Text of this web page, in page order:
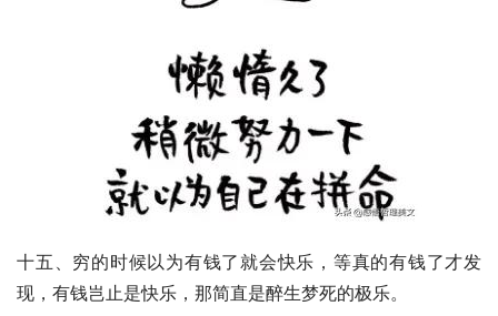
十五、穷的时候以为有钱了就会快乐，等真的有钱了才发
现，有钱岂止是快乐，那简直是醉生梦死的极乐。